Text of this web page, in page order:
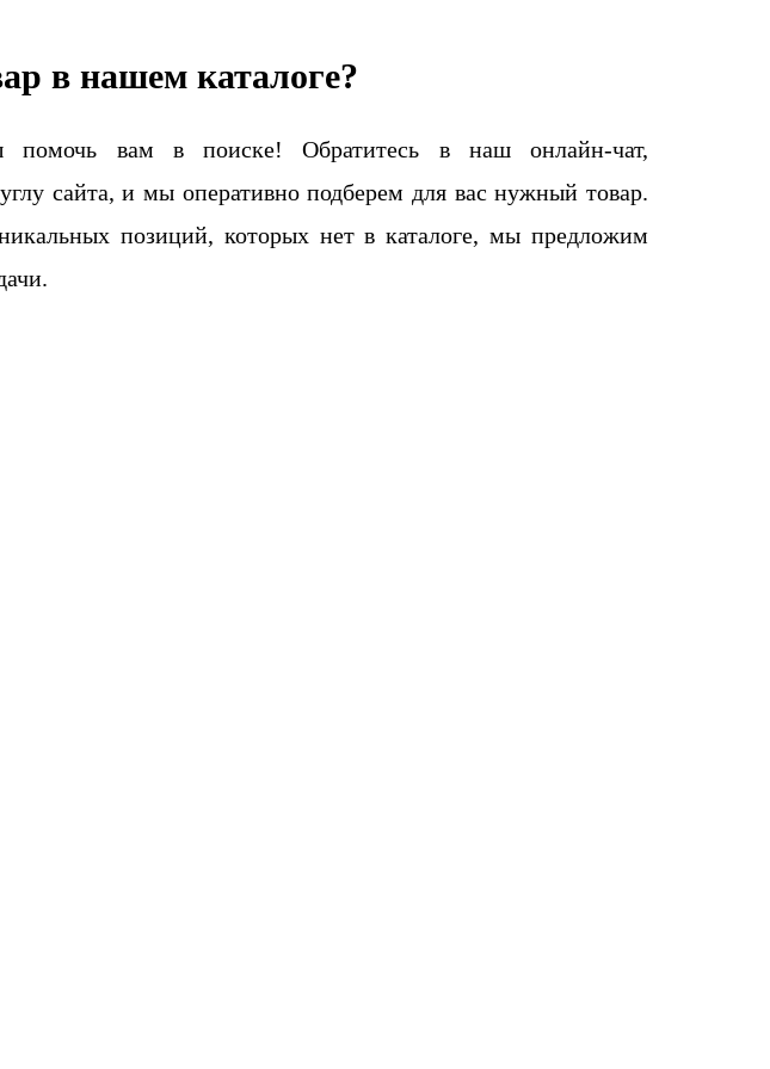
в нашем каталоге?
помочь вам в поиске! Обратитесь в наш онлайн-чат,
сайта, и мы оперативно подберем для вас нужный товар.
позиций, которых нет в каталоге, мы предложим